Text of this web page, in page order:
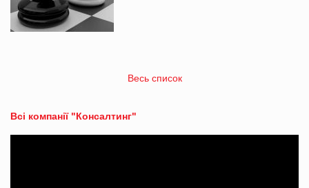
Весь список
Всі компанії "Консалтинг"